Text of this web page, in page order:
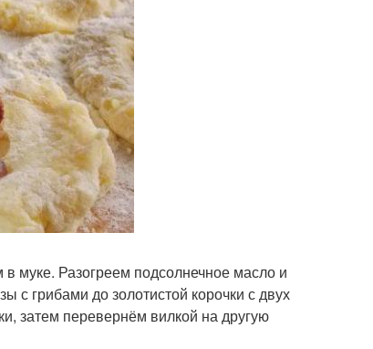
муке. Разогреем подсолнечное масло и
грибами до золотистой корочки с двух
затем перевернём вилкой на другую